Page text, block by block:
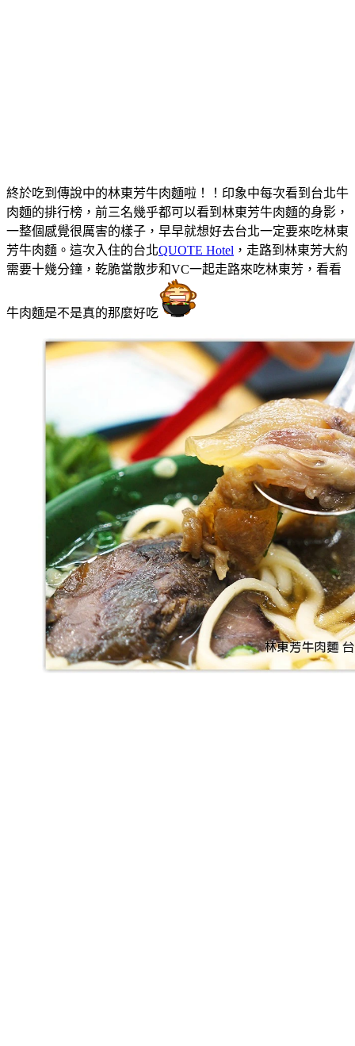
終於吃到傳說中的林東芳牛肉麵啦！！印象中每次看到台北牛
肉麵的排行榜，前三名幾乎都可以看到林東芳牛肉麵的身影，
一整個感覺很厲害的樣子，早早就想好去台北一定要來吃林東
芳牛肉麵。這次入住的台北QUOTE Hotel ，走路到林東芳大約
需要十幾分鐘，乾脆當散步和VC一起走路來吃林東芳，看看
牛肉麵是不是真的那麼好吃